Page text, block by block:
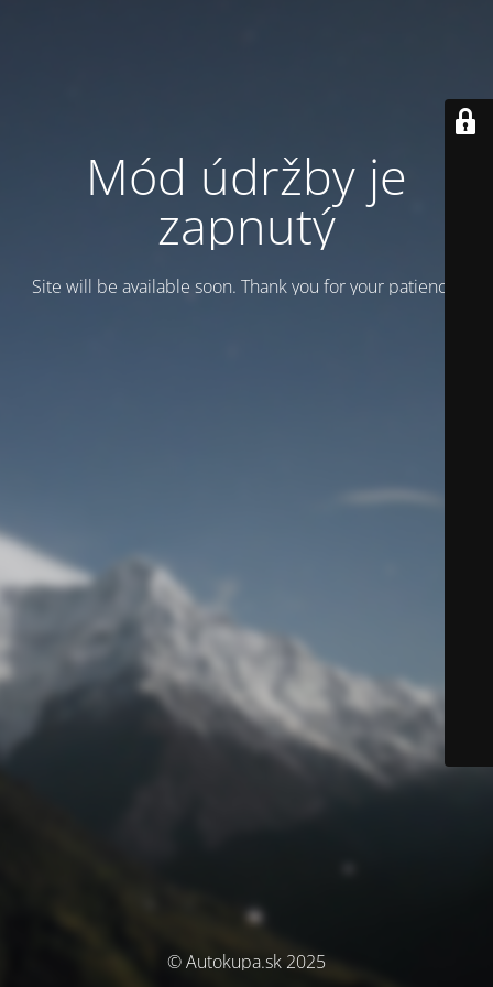
Mód údržby je
zapnutý
Site will be available soon. Thank you for your patience!
© Autokupa.sk 2025